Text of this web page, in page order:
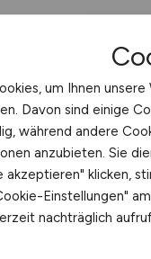
mit U
um Ihnen
Davon sind einige
während andere
anzubieten. Sie
akzeptieren" klicken,
Einstellungen"
nachträglich